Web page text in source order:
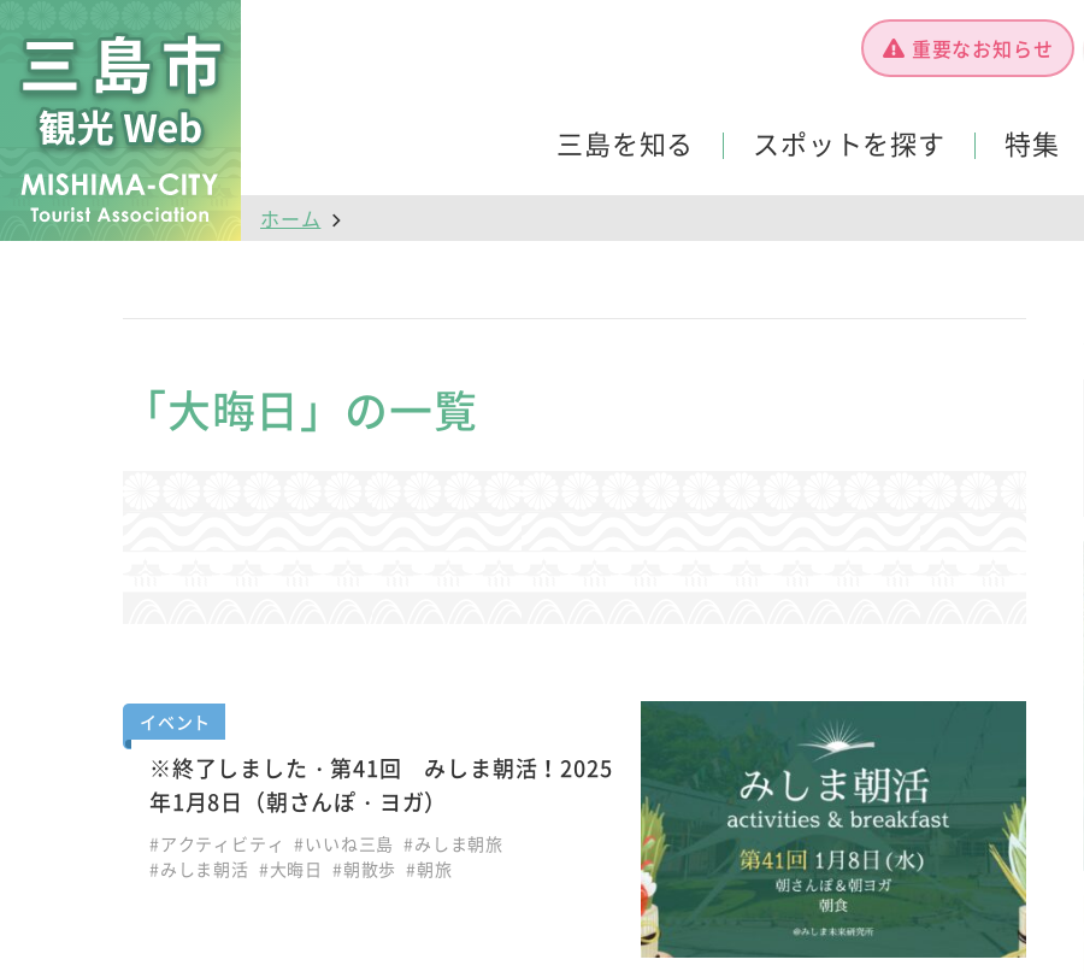
重要なお知らせ
三島を知る スポットを探す 特集
ホーム
「大晦日」の一覧
イベント
※終了しました・第41回 みしま朝活！2025
年1月8日（朝さんぽ・ヨガ）
#アクティビティ #いいね三島 #みしま朝旅
#みしま朝活 #大晦日 #朝散歩 #朝旅